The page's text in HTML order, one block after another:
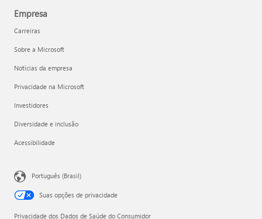
Empresa
Carreiras
Sobre a Microsoft
Notícias da empresa
Privacidade na Microsoft
Investidores
Diversidade e inclusão
Acessibilidade
Português (Brasil)
Suas opções de privacidade
Privacidade dos Dados de Saúde do Consumidor